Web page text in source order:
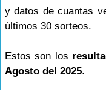
y datos de cuantas
últimos 30 sorteos.
Estos son los
Agosto del 2025.